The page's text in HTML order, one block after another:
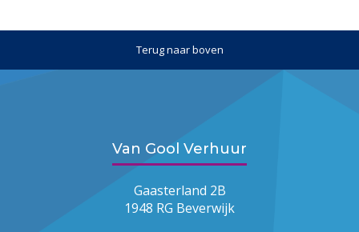
Terug naar boven
Van Gool Verhuur
Gaasterland 2B
1948 RG Beverwijk